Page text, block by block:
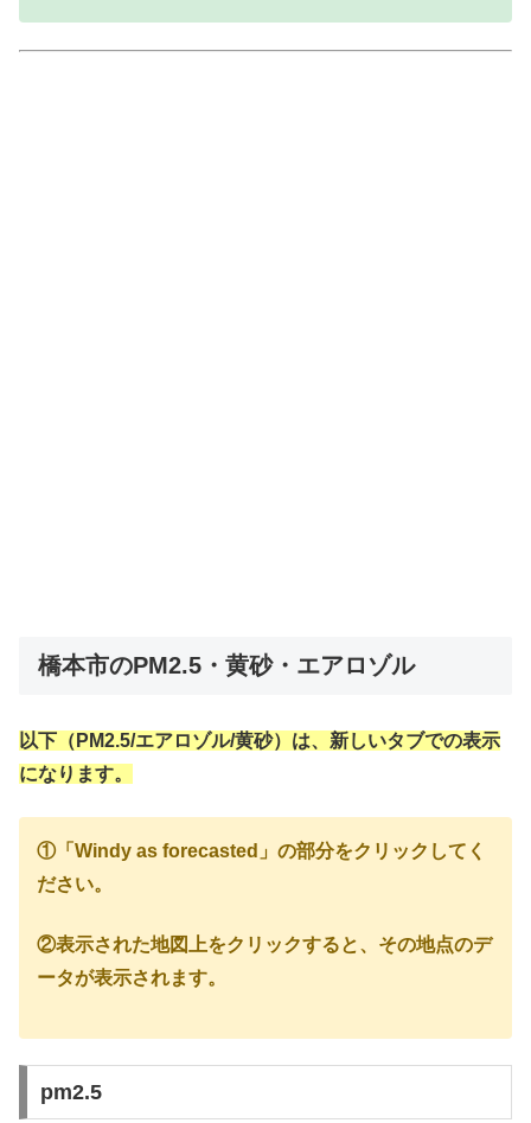
橋本市のPM2.5・黄砂・エアロゾル
以下（PM2.5/エアロゾル/黄砂）は、新しいタブでの表示
になります。
①「Windy as forecasted」の部分をクリックしてく
ださい。
②表示された地図上をクリックすると、その地点のデ
ータが表示されます。
pm2.5